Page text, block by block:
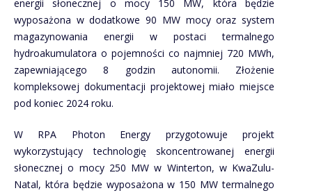
energii słonecznej o mocy 150 MW, która będzie
wyposażona w dodatkowe 90 MW mocy oraz system
magazynowania energii w postaci termalnego
hydroakumulatora o pojemności co najmniej 720 MWh,
zapewniającego 8 godzin autonomii. Złożenie
kompleksowej dokumentacji projektowej miało miejsce
pod koniec 2024 roku.
W RPA Photon Energy przygotowuje projekt
wykorzystujący technologię skoncentrowanej energii
słonecznej o mocy 250 MW w Winterton, w KwaZulu-
Natal, która będzie wyposażona w 150 MW termalnego